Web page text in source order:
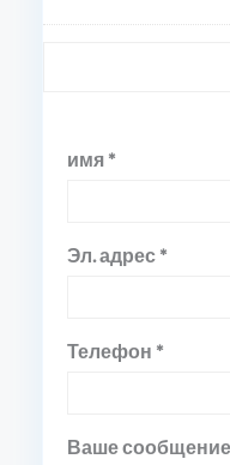
имя *
Эл. адрес *
Телефон *
Ваше